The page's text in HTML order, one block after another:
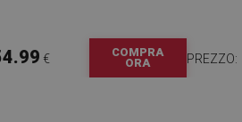
€
COMPRA
ORA
PREZZO: